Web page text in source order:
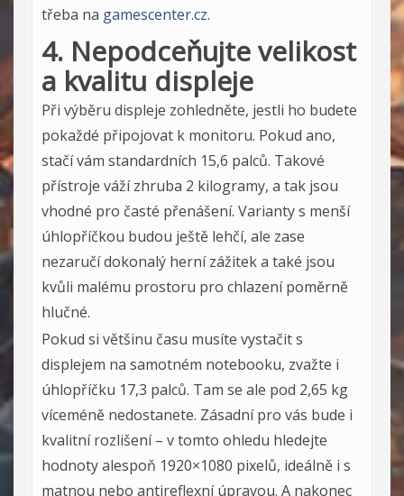
třeba na gamescenter.cz.
4. Nepodceňujte velikost
a kvalitu displeje
Při výběru displeje zohledněte, jestli ho budete
pokaždé připojovat k monitoru. Pokud ano,
stačí vám standardních 15,6 palců. Takové
přístroje váží zhruba 2 kilogramy, a tak jsou
vhodné pro časté přenášení. Varianty s menší
úhlopříčkou budou ještě lehčí, ale zase
nezaručí dokonalý herní zážitek a také jsou
kvůli malému prostoru pro chlazení poměrně
hlučné.
Pokud si většinu času musíte vystačit s
displejem na samotném notebooku, zvažte i
úhlopříčku 17,3 palců. Tam se ale pod 2,65 kg
víceméně nedostanete. Zásadní pro vás bude i
kvalitní rozlišení – v tomto ohledu hledejte
hodnoty alespoň 1920×1080 pixelů, ideálně i s
matnou nebo antireflexní úpravou. A nakonec